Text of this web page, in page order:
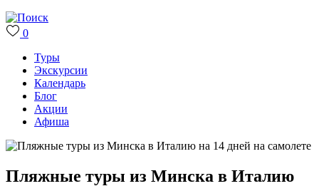
0
Туры
Экскурсии
Календарь
Блог
Акции
Афиша
Пляжные туры из Минска в Италию